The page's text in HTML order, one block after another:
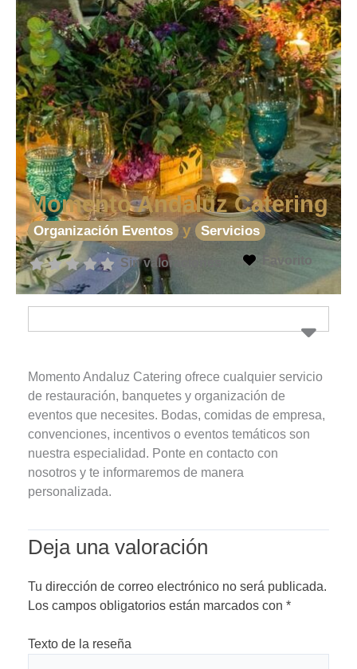
Momento Andaluz Catering
Organización Eventos y Servicios
Sin valoraciones Favorito
Momento Andaluz Catering ofrece cualquier servicio
de restauración, banquetes y organización de
eventos que necesites. Bodas, comidas de empresa,
convenciones, incentivos o eventos temáticos son
nuestra especialidad. Ponte en contacto con
nosotros y te informaremos de manera
personalizada.
Deja una valoración
Tu dirección de correo electrónico no será publicada.
Los campos obligatorios están marcados con *
Texto de la reseña